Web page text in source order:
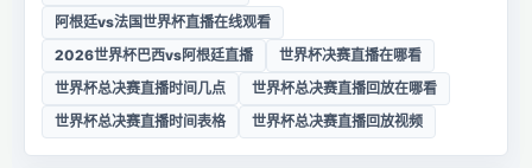
阿根廷vs法国世界杯直播在线观看
2026世界杯巴西vs阿根廷直播
世界杯决赛直播在哪看
世界杯总决赛直播时间几点
世界杯总决赛直播回放在哪看
世界杯总决赛直播时间表格
世界杯总决赛直播回放视频